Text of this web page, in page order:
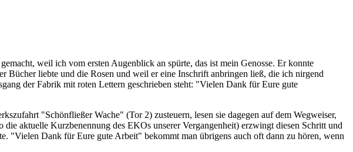
weil ich vom ersten Augenblick an spürte, das ist mein Genosse. Er konnte
Bücher liebte und die Rosen und weil er eine Inschrift anbringen ließ, die ich nirgend
der Fabrik mit roten Lettern geschrieben steht: "Vielen Dank für Eure gute
"Schönfließer Wache" (Tor 2) zusteuern, lesen sie dagegen auf dem Wegweiser,
die aktuelle Kurzbenennung des EKOs unserer Vergangenheit) erzwingt diesen Schritt und
"Vielen Dank für Eure gute Arbeit" bekommt man übrigens auch oft dann zu hören, wenn